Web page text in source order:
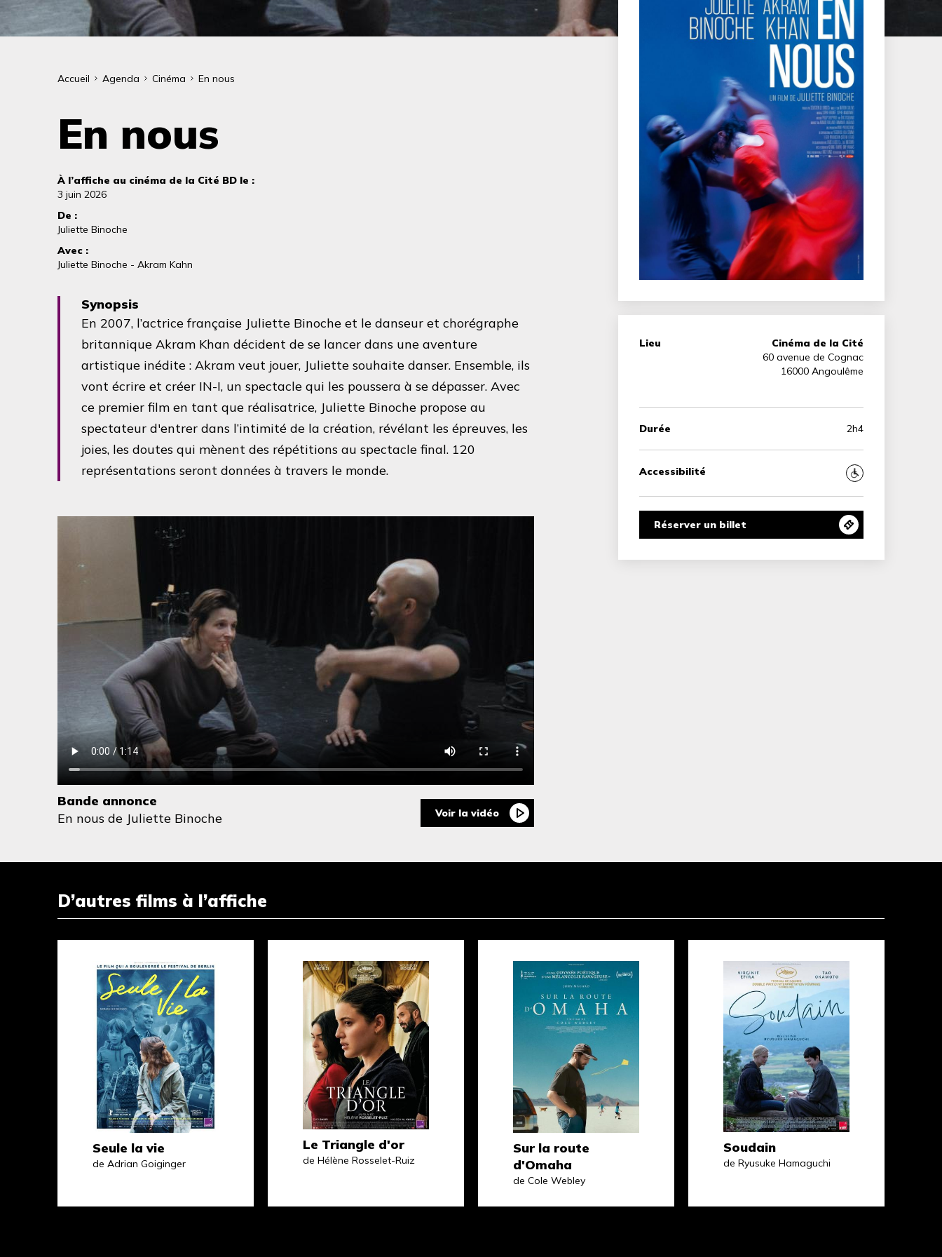
Fil
d'Ariane
Accueil Agenda Cinéma En nous
En nous
À l’affiche au cinéma de la Cité BD le :
3 juin 2026
De :
Juliette Binoche
Avec :
Juliette Binoche - Akram Kahn
Synopsis
En 2007, l’actrice française Juliette Binoche et le danseur et chorégraphe
britannique Akram Khan décident de se lancer dans une aventure
artistique inédite : Akram veut jouer, Juliette souhaite danser. Ensemble, ils
vont écrire et créer IN-I, un spectacle qui les poussera à se dépasser. Avec
ce premier film en tant que réalisatrice, Juliette Binoche propose au
spectateur d'entrer dans l’intimité de la création, révélant les épreuves, les
joies, les doutes qui mènent des répétitions au spectacle final. 120
représentations seront données à travers le monde.
Bande annonce
En nous de Juliette Binoche Voir la vidéo
D’autres films à l’affiche
Seule la vie
de Adrian Goiginger
Le Triangle d'or
de Hélène Rosselet-Ruiz
Sur la route
d'Omaha
de Cole Webley
Soudain
de Ryusuke Hamaguchi
Lieu
Cinéma de la Cité
60 avenue de Cognac
16000 Angoulême
Durée 2h4
Accessibilité
Réserver un billet